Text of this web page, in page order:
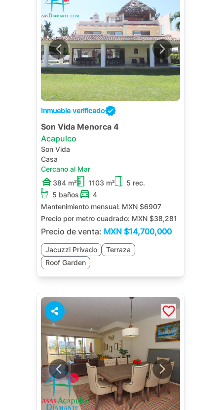
Inmueble verificado
Son Vida Menorca 4
Acapulco
Son Vida
Casa
Cercano al Mar
384 m²
1103 m²
5 rec.
5 baños
4
Mantenimiento mensual: MXN $6907
Precio por metro cuadrado: MXN $38,281
Precio de venta: MXN $14,700,000
Jacuzzi Privado
Terraza
Roof Garden
2